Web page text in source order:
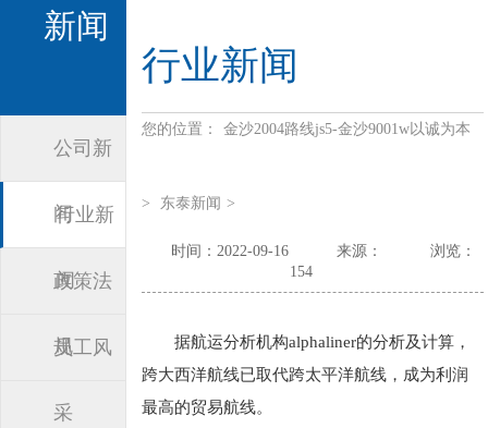
新闻
公司新
闻
行业新
闻
政策法
规
员工风
采
行业新闻
您的位置： 金沙2004路线js5-金沙9001w以诚为本
> 东泰新闻 >
时间：2022-09-16 来源：
浏览：
154
据航运分析机构alphaliner的分析及计算，
跨大西洋航线已取代跨太平洋航线，成为利润
最高的贸易航线。